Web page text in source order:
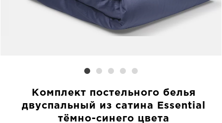
Комплект постельного белья
двуспальный из сатина Essential
тёмно-синего цвета